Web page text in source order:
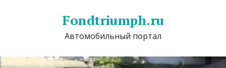
Fondtriumph.ru
Автомобильный портал